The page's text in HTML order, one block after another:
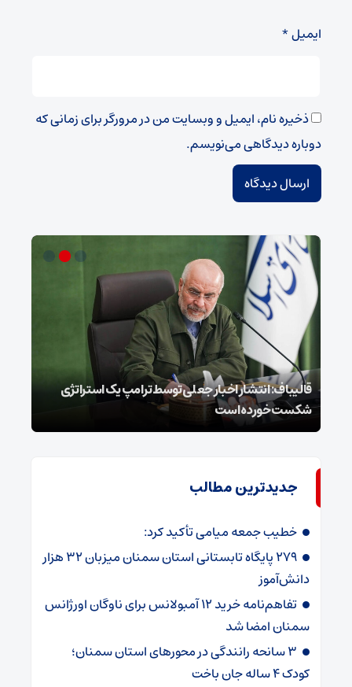
ایمیل*
ذخیره نام، ایمیل و وبسایت من در مرورگر برای زمانی که
دوباره دیدگاهی می‌نویسم.
قالیباف: انتشار اخبار جعلی توسط ترامپ یک استراتژی
شکست خورده است
جدیدترین مطالب
خطیب جمعه میامی تأکید کرد:
۲۷۹ پایگاه تابستانی استان سمنان میزبان ۳۲ هزار
دانش‌آموز
تفاهم‌نامه خرید ۱۲ آمبولانس برای ناوگان اورژانس
سمنان امضا شد
۳ سانحه رانندگی در محورهای استان سمنان؛
کودک ۴ ساله جان باخت